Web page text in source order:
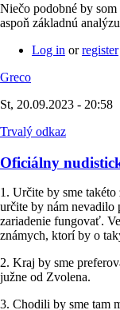
Niečo podobné by
aspoň základnú
Log in orregister
Greco
St, 20.09.2023 - 20:58
Trvalý odkaz
Oficiálny
1. Určite by sme
určite by nám nevadilo
zariadenie fungovať.
známych, ktorí by o
2. Kraj by sme
južne od Zvolena.
3. Chodili by sme tam